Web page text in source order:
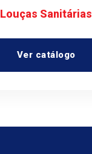
Louças Sanitárias
Ver catálogo